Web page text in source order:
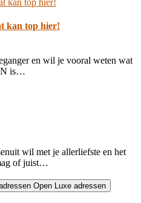
kan top hier!
en wil je vooral weten wat
N is…
wil met je allerliefste en het
of juist…
Open Luxe adressen